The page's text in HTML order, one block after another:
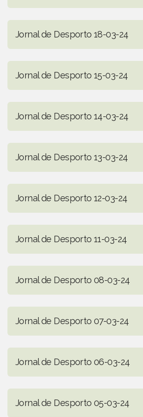
Jornal de Desporto 18-03-24
Jornal de Desporto 15-03-24
Jornal de Desporto 14-03-24
Jornal de Desporto 13-03-24
Jornal de Desporto 12-03-24
Jornal de Desporto 11-03-24
Jornal de Desporto 08-03-24
Jornal de Desporto 07-03-24
Jornal de Desporto 06-03-24
Jornal de Desporto 05-03-24